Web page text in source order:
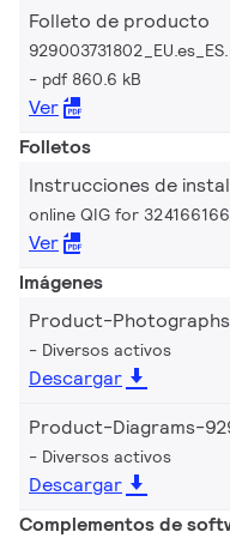
Folleto de producto
pdf 860.6 kB
Ver
Folletos
Instrucciones de
online QIG for
Ver
Imágenes
Product-
Diversos activos
Descargar
Product-Diagrams-
Diversos activos
Descargar
Complementos de